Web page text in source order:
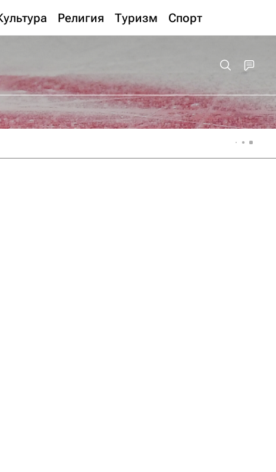
Религия Туризм Спорт